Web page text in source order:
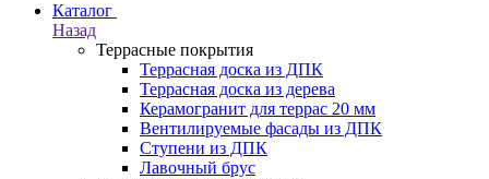
Каталог
Назад
Террасные покрытия
Террасная доска из ДПК
Террасная доска из дерева
Керамогранит для террас 20 мм
Вентилируемые фасады из ДПК
Ступени из ДПК
Лавочный брус